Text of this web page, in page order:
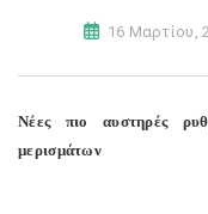
16 Μαρτίου,
Νέες πιο αυστηρές
μερισμάτων